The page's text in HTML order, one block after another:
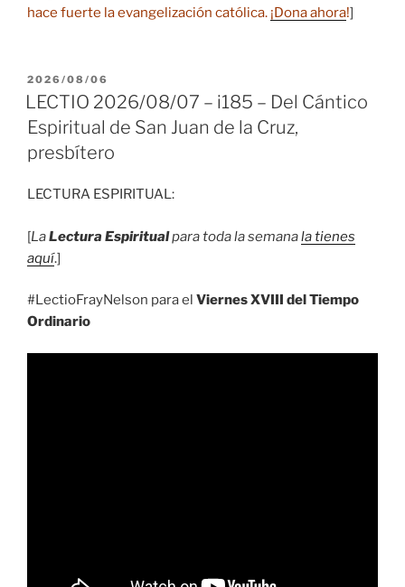
hace fuerte la evangelización católica. ¡Dona ahora!]
PUBLICADO
EL
2026/08/06
LECTIO 2026/08/07 – i185 – Del Cántico
Espiritual de San Juan de la Cruz,
presbítero
LECTURA ESPIRITUAL:
[LaLectura Espiritualpara toda la semanala tienes
aquí.]
#LectioFrayNelson para el Viernes XVIII del Tiempo
Ordinario